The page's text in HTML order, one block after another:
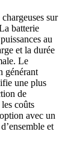
sur
batterie
au
et la durée
Le
générant
une plus
de
coûts
avec un
et